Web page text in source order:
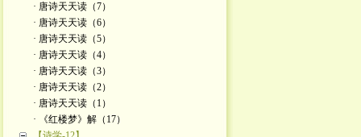
· 唐诗天天读（7）
· 唐诗天天读（6）
· 唐诗天天读（5）
· 唐诗天天读（4）
· 唐诗天天读（3）
· 唐诗天天读（2）
· 唐诗天天读（1）
· 《红楼梦》解（17）